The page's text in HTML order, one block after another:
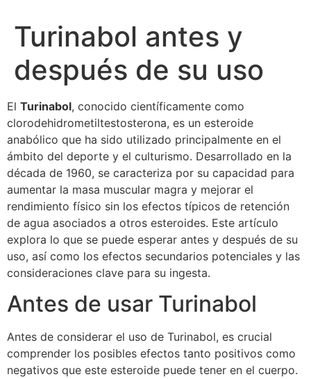
Turinabol antes y
después de su uso
El Turinabol, conocido científicamente como
clorodehidrometiltestosterona, es un esteroide
anabólico que ha sido utilizado principalmente en el
ámbito del deporte y el culturismo. Desarrollado en la
década de 1960, se caracteriza por su capacidad para
aumentar la masa muscular magra y mejorar el
rendimiento físico sin los efectos típicos de retención
de agua asociados a otros esteroides. Este artículo
explora lo que se puede esperar antes y después de su
uso, así como los efectos secundarios potenciales y las
consideraciones clave para su ingesta.
Antes de usar Turinabol
Antes de considerar el uso de Turinabol, es crucial
comprender los posibles efectos tanto positivos como
negativos que este esteroide puede tener en el cuerpo.